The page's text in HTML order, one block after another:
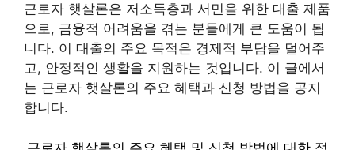
근로자 햇살론은 저소득층과 서민을 위한 대출 제품
으로, 금융적 어려움을 겪는 분들에게 큰 도움이 됩
니다. 이 대출의 주요 목적은 경제적 부담을 덜어주
고, 안정적인 생활을 지원하는 것입니다. 이 글에서
는 근로자 햇살론의 주요 혜택과 신청 방법을 공지
합니다.